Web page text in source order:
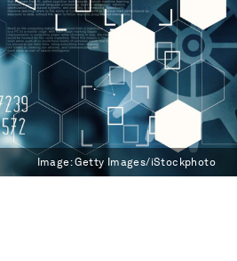
Image:Getty Images/iStockphoto